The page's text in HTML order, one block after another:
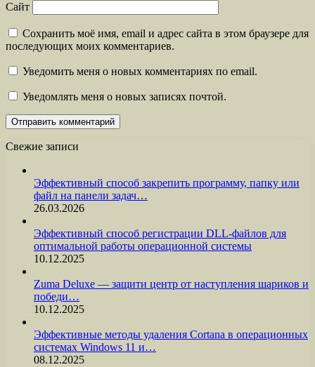
Сайт
Сохранить моё имя, email и адрес сайта в этом браузере для
последующих моих комментариев.
Уведомить меня о новых комментариях по email.
Уведомлять меня о новых записях почтой.
Свежие записи
Эффективный способ закрепить программу, папку или
файл на панели задач…
26.03.2026
Эффективный способ регистрации DLL-файлов для
оптимальной работы операционной системы
10.12.2025
Zuma Deluxe — защити центр от наступления шариков и
победи…
10.12.2025
Эффективные методы удаления Cortana в операционных
системах Windows 11 и…
08.12.2025